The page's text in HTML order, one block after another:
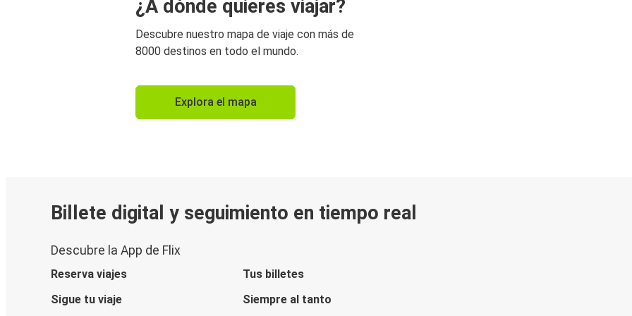
¿A dónde quieres viajar?
Descubre nuestro mapa de viaje con más de
8000 destinos en todo el mundo.
Explora el mapa
Billete digital y seguimiento en tiempo real
Descubre la App de Flix
Reserva viajes
Tus billetes
Sigue tu viaje
Siempre al tanto